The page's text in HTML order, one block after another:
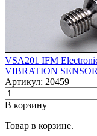
VSA201 IFM
VIBRATION SENSOR
Артикул: 20459
В корзину
Товар в корзине.